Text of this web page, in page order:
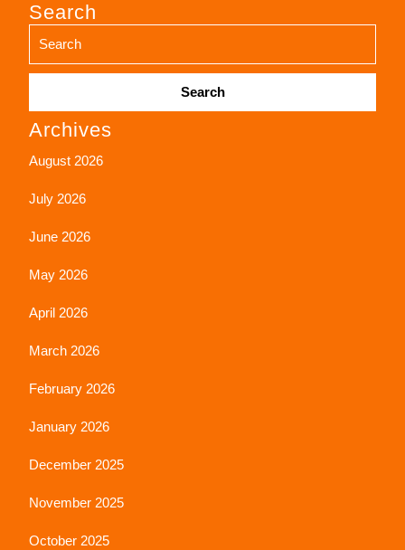
Search
Search
for:
Archives
August 2026
July 2026
June 2026
May 2026
April 2026
March 2026
February 2026
January 2026
December 2025
November 2025
October 2025